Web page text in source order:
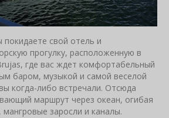
покидаете свой отель и
прогулку, расположенную в
где вас ждет комфортабельный
баром, музыкой и самой веселой
когда-либо встречали. Отсюда
маршрут через океан, огибая
заросли и каналы.